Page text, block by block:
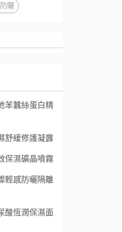
曬
苯蠶絲蛋白精
舒緩修護凝露
保濕礦晶噴霧
輕感防曬隔離
酸恆潤保濕面